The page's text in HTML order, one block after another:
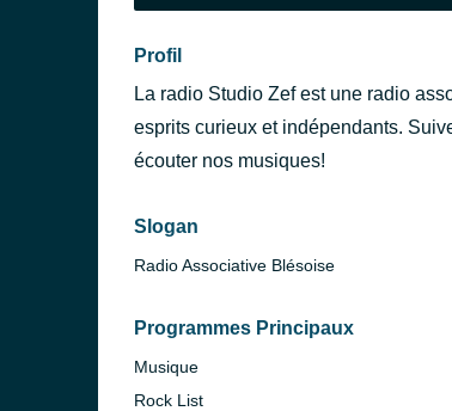
Profil
La radio Studio Zef est une radio
esprits curieux et indépendants.
écouter nos musiques!
Slogan
Radio Associative Blésoise
Programmes Principaux
Musique
Rock List